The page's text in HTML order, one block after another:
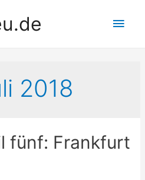
2018
fünf: Frankfurt